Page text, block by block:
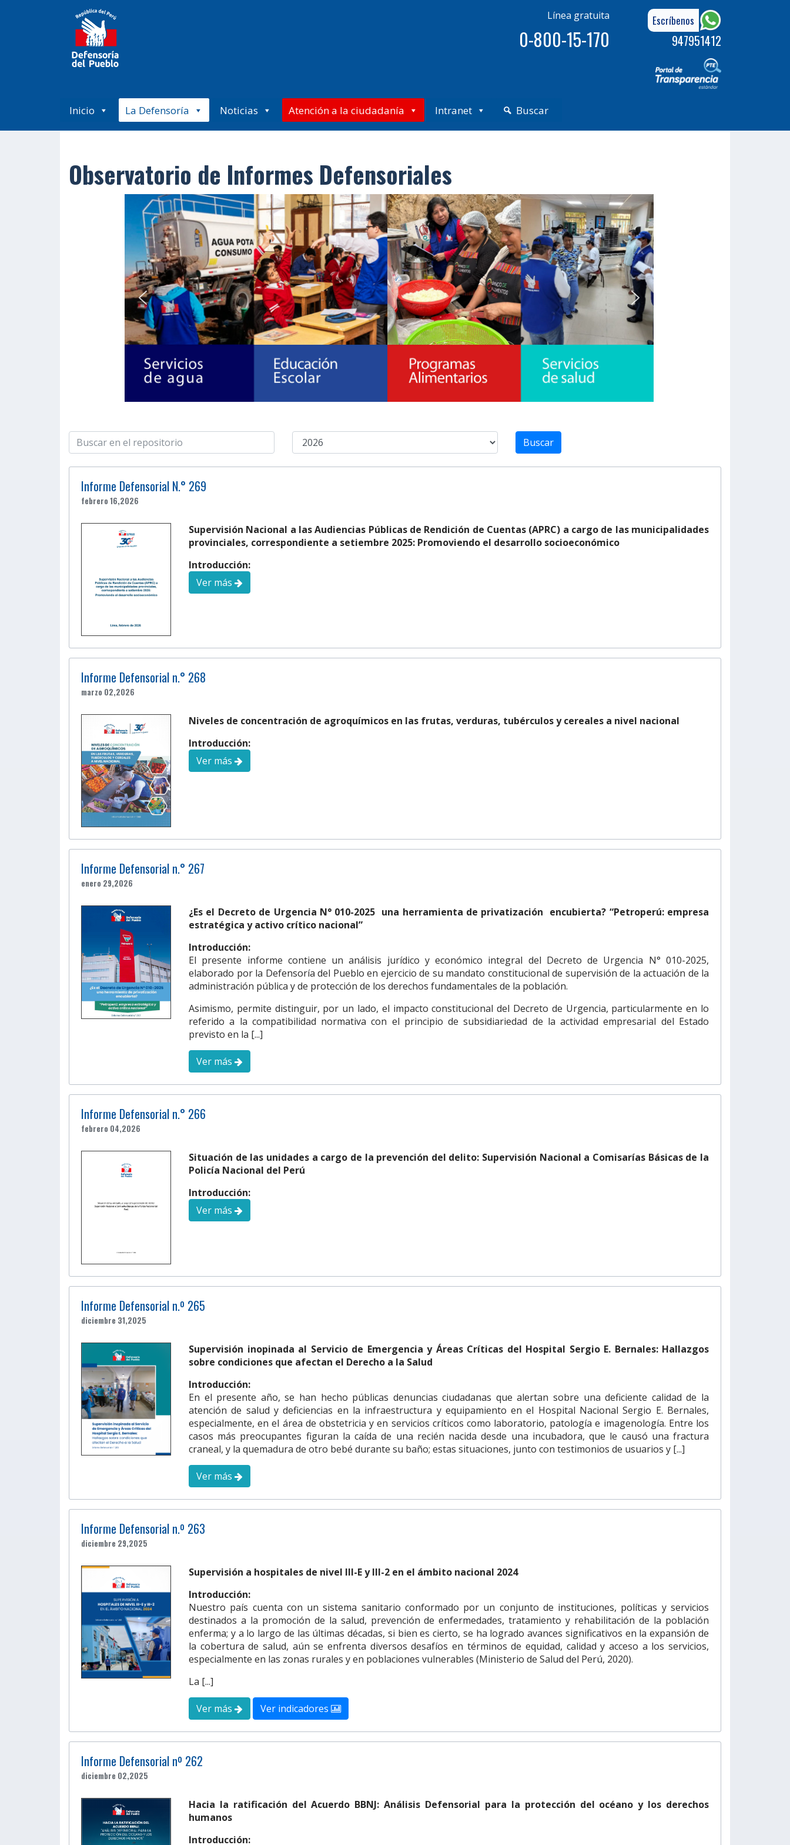
Línea gratuita
0-800-15-170
Escríbenos
947951412
Inicio La Defensoría Noticias Atención a la ciudadanía Intranet Buscar
Observatorio de Informes Defensoriales
Informe Defensorial N.° 269
febrero 16,2026
Supervisión Nacional a las Audiencias Públicas de Rendición de Cuentas (APRC) a cargo de las municipalidades
provinciales, correspondiente a setiembre 2025: Promoviendo el desarrollo socioeconómico
Introducción:
Ver más
Informe Defensorial n.° 268
marzo 02,2026
Niveles de concentración de agroquímicos en las frutas, verduras, tubérculos y cereales a nivel nacional
Introducción:
Ver más
Informe Defensorial n.° 267
enero 29,2026
¿Es el Decreto de Urgencia N° 010-2025 una herramienta de privatización encubierta? “Petroperú: empresa
estratégica y activo crítico nacional”
Introducción:
El presente informe contiene un análisis jurídico y económico integral del Decreto de Urgencia N° 010-2025,
elaborado por la Defensoría del Pueblo en ejercicio de su mandato constitucional de supervisión de la actuación de la
administración pública y de protección de los derechos fundamentales de la población.
Asimismo, permite distinguir, por un lado, el impacto constitucional del Decreto de Urgencia, particularmente en lo
referido a la compatibilidad normativa con el principio de subsidiariedad de la actividad empresarial del Estado
previsto en la [...]
Ver más
Informe Defensorial n.° 266
febrero 04,2026
Situación de las unidades a cargo de la prevención del delito: Supervisión Nacional a Comisarías Básicas de la
Policía Nacional del Perú
Introducción:
Ver más
Informe Defensorial n.º 265
diciembre 31,2025
Supervisión inopinada al Servicio de Emergencia y Áreas Críticas del Hospital Sergio E. Bernales: Hallazgos
sobre condiciones que afectan el Derecho a la Salud
Introducción:
En el presente año, se han hecho públicas denuncias ciudadanas que alertan sobre una deficiente calidad de la
atención de salud y deficiencias en la infraestructura y equipamiento en el Hospital Nacional Sergio E. Bernales,
especialmente, en el área de obstetricia y en servicios críticos como laboratorio, patología e imagenología. Entre los
casos más preocupantes figuran la caída de una recién nacida desde una incubadora, que le causó una fractura
craneal, y la quemadura de otro bebé durante su baño; estas situaciones, junto con testimonios de usuarios y [...]
Ver más
Informe Defensorial n.º 263
diciembre 29,2025
Supervisión a hospitales de nivel III-E y III-2 en el ámbito nacional 2024
Introducción:
Nuestro país cuenta con un sistema sanitario conformado por un conjunto de instituciones, políticas y servicios
destinados a la promoción de la salud, prevención de enfermedades, tratamiento y rehabilitación de la población
enferma; y a lo largo de las últimas décadas, si bien es cierto, se ha logrado avances significativos en la expansión de
la cobertura de salud, aún se enfrenta diversos desafíos en términos de equidad, calidad y acceso a los servicios,
especialmente en las zonas rurales y en poblaciones vulnerables (Ministerio de Salud del Perú, 2020).
La [...]
Ver más Ver indicadores
Informe Defensorial nº 262
diciembre 02,2025
Hacia la ratificación del Acuerdo BBNJ: Análisis Defensorial para la protección del océano y los derechos
humanos
Introducción: